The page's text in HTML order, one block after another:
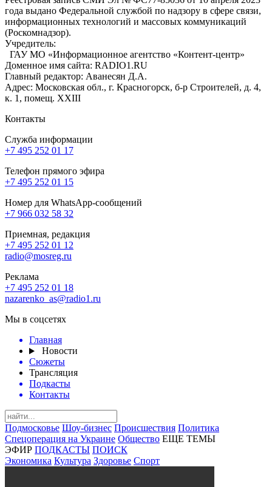
года выдано Федеральной службой по надзору в сфере связи,
информационных технологий и массовых коммуникаций
(Роскомнадзор).
Учредитель:
ГАУ МО «Информационное агентство «Контент-центр»
Доменное имя сайта: RADIO1.RU
Главный редактор: Аванесян Д.А.
Адрес: Московская обл., г. Красногорск, б-р Строителей, д. 4,
к. 1, помещ. XXIII
Контакты
Служба информации
+7 495 252 01 17
Телефон прямого эфира
+7 495 252 01 15
Номер для WhatsApp-сообщений
+7 966 032 58 32
Приемная, редакция
+7 495 252 01 12
radio@mosreg.ru
Реклама
+7 495 252 01 18
nazarenko_as@radio1.ru
Мы в соцсетях
Главная
Новости
Сюжеты
Трансляция
Подкасты
Контакты
Подмосковье Шоу-бизнес Происшествия Политика
Спецоперация на Украине Общество ЕЩЕ ТЕМЫ
ЭФИР ПОДКАСТЫ ПОИСК
Экономика Культура Здоровье Спорт